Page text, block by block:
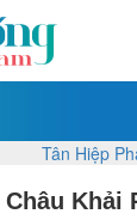
Khải